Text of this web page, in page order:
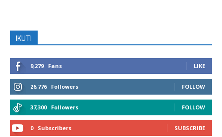
IKUTI
9,279 Fans LIKE
26,776 Followers FOLLOW
37,300 Followers FOLLOW
0 Subscribers SUBSCRIBE